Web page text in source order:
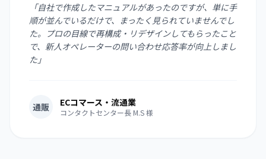
「自社で作成したマニュアルがあったのですが、単に手
順が並んでいるだけで、まったく見られていませんでし
た。プロの目線で再構成・リデザインしてもらったこと
で、新人オペレーターの問い合わせ応答率が向上しまし
た」
通販 ECコマース・流通業
コンタクトセンター長 M.S 様